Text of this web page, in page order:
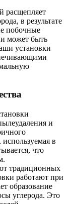
расщепляет
в результате
побочные
может быть
установки
и
в
что
традиционных
работают при
образование
углерода. Это